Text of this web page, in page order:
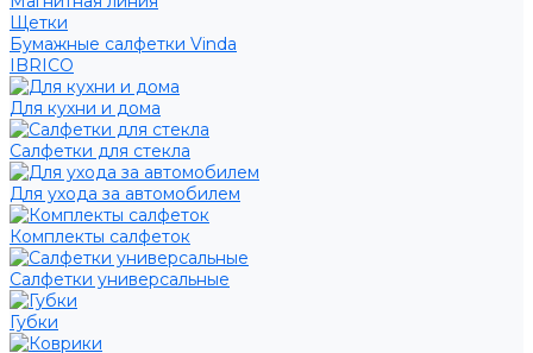
Щетки
Бумажные салфетки Vinda
IBRICO
Для кухни и дома
Салфетки для стекла
Для ухода за автомобилем
Комплекты салфеток
Салфетки универсальные
Губки